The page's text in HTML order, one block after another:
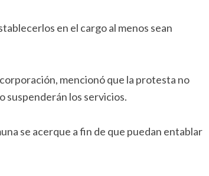
en el cargo al menos sean
mencionó que la protesta no
suspenderán los servicios.
se acerque a fin de que puedan entablar